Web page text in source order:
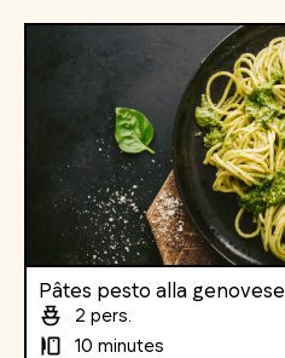
Pâtes pesto alla genovese
2 pers.
10 minutes